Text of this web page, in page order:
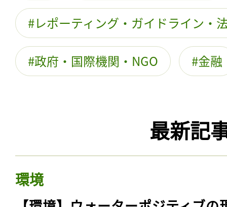
レポーティング・ガイドライン・
政府・国際機関・NGO 金融
最新記
環境